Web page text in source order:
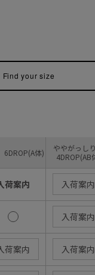
Find your size
体)
ややがっし
4DROP(AB
荷案内 入荷案内
入荷案内
荷案内 入荷案内